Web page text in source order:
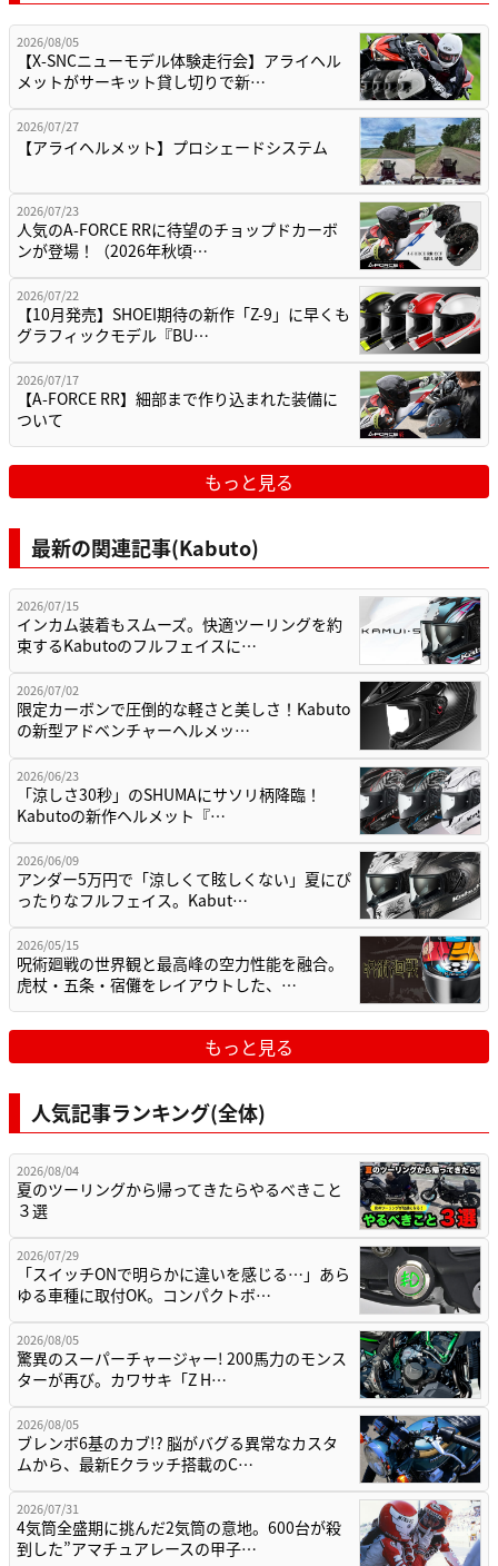
2026/08/05
【X-SNCニューモデル体験走行会】アライヘル
メットがサーキット貸し切りで新…
2026/07/27
【アライヘルメット】プロシェードシステム
2026/07/23
人気のA-FORCE RRに待望のチョップドカーボ
ンが登場！（2026年秋頃…
2026/07/22
【10月発売】SHOEI期待の新作「Z-9」に早くも
グラフィックモデル『BU…
2026/07/17
【A-FORCE RR】細部まで作り込まれた装備に
ついて
もっと見る
最新の関連記事(Kabuto)
2026/07/15
インカム装着もスムーズ。快適ツーリングを約
束するKabutoのフルフェイスに…
2026/07/02
限定カーボンで圧倒的な軽さと美しさ！Kabuto
の新型アドベンチャーヘルメッ…
2026/06/23
「涼しさ30秒」のSHUMAにサソリ柄降臨！
Kabutoの新作ヘルメット『…
2026/06/09
アンダー5万円で「涼しくて眩しくない」夏にぴ
ったりなフルフェイス。Kabut…
2026/05/15
呪術廻戦の世界観と最高峰の空力性能を融合。
虎杖・五条・宿儺をレイアウトした、…
もっと見る
人気記事ランキング(全体)
2026/08/04
夏のツーリングから帰ってきたらやるべきこと
３選
2026/07/29
「スイッチONで明らかに違いを感じる…」あら
ゆる車種に取付OK。コンパクトボ…
2026/08/05
驚異のスーパーチャージャー! 200馬力のモンス
ターが再び。カワサキ「Z H…
2026/08/05
ブレンボ6基のカブ!? 脳がバグる異常なカスタ
ムから、最新Eクラッチ搭載のC…
2026/07/31
4気筒全盛期に挑んだ2気筒の意地。600台が殺
到した”アマチュアレースの甲子…